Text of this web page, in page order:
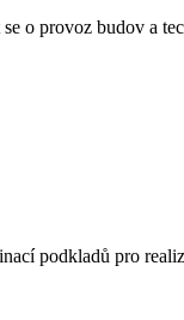
o provoz budov a
podkladů pro